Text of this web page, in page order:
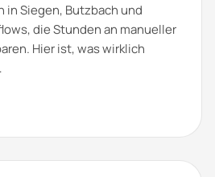
in Siegen, Butzbach und
die Stunden an manueller
Hier ist, was wirklich